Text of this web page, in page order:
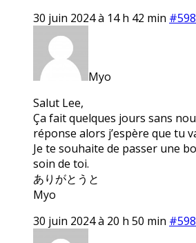
30 juin 2024 à 14 h 42 min
Myo
Salut Lee,
Ça fait quelques jours sans
réponse alors j’espère que tu
Je te souhaite de passer une
soin de toi.
ありがとうと
Myo
30 juin 2024 à 20 h 50 min